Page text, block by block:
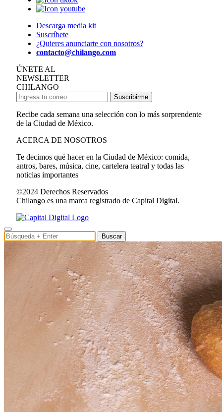
Descarga media kit
Suscríbete
¿Quieres anunciarte con nosotros?
contacto@chilango.com
ÚNETE AL
NEWSLETTER
CHILANGO
Suscribirme
Recibe cada semana una selección con lo más sorprendente
de la Ciudad de México.
ACERCA DE NOSOTROS
Te decimos qué hacer en la Ciudad de México: comida,
antros, bares, música, cine, cartelera teatral y todas las
noticias importantes
©2024 Derechos Reservados
Chilango es una marca registrado de Capital Digital.
Buscar